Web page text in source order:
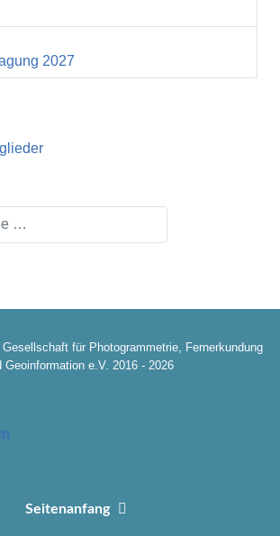
2027
für Photogrammetrie, Fernerkundung
Geoinformation e.V. 2016 - 2026
Seitenanfang